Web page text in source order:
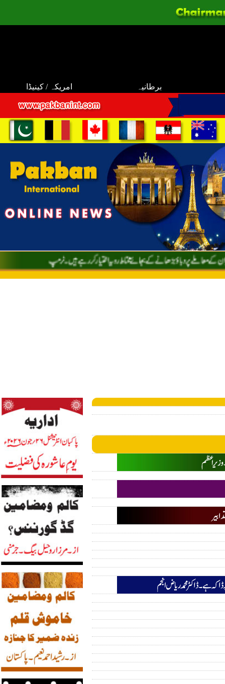
امریکہ / کینیڈا برطانیہ